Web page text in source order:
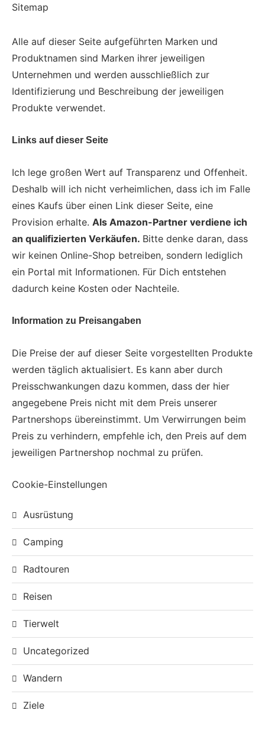
Sitemap
Alle auf dieser Seite aufgeführten Marken und
Produktnamen sind Marken ihrer jeweiligen
Unternehmen und werden ausschließlich zur
Identifizierung und Beschreibung der jeweiligen
Produkte verwendet.
Links auf dieser Seite
Ich lege großen Wert auf Transparenz und Offenheit.
Deshalb will ich nicht verheimlichen, dass ich im Falle
eines Kaufs über einen Link dieser Seite, eine
Provision erhalte. Als Amazon-Partner verdiene ich
an qualifizierten Verkäufen. Bitte denke daran, dass
wir keinen Online-Shop betreiben, sondern lediglich
ein Portal mit Informationen. Für Dich entstehen
dadurch keine Kosten oder Nachteile.
Information zu Preisangaben
Die Preise der auf dieser Seite vorgestellten Produkte
werden täglich aktualisiert. Es kann aber durch
Preisschwankungen dazu kommen, dass der hier
angegebene Preis nicht mit dem Preis unserer
Partnershops übereinstimmt. Um Verwirrungen beim
Preis zu verhindern, empfehle ich, den Preis auf dem
jeweiligen Partnershop nochmal zu prüfen.
Cookie-Einstellungen
Ausrüstung
Camping
Radtouren
Reisen
Tierwelt
Uncategorized
Wandern
Ziele